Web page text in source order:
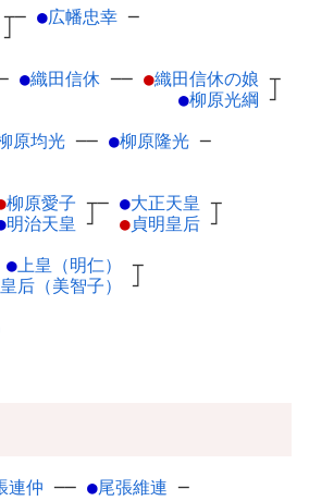
┬
┘
─ ●広幡忠幸 ─
●織田信休 ── ●織田信休の娘 ┬
●柳原光綱 ┘
原均光 ── ●柳原隆光 ─
柳原愛子 ┬
明治天皇 ┘
─ ●大正天皇 ┬
●貞明皇后 ┘
●上皇（明仁）
┬
后（美智子） ┘
連仲 ── ●尾張維連 ─